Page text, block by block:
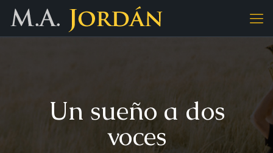
Un sueño a dos
voces